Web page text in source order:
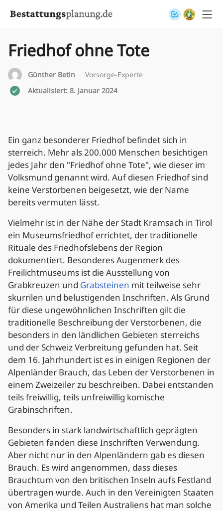
Friedhof ohne Tote
Günther Betin
Vorsorge-Experte
Aktualisiert: 8. Januar 2024
Ein ganz besonderer Friedhof befindet sich in
sterreich. Mehr als 200.000 Menschen besichtigen
jedes Jahr den "Friedhof ohne Tote", wie dieser im
Volksmund genannt wird. Auf diesen Friedhof sind
keine Verstorbenen beigesetzt, wie der Name
bereits vermuten lässt.
Vielmehr ist in der Nähe der Stadt Kramsach in Tirol
ein Museumsfriedhof errichtet, der traditionelle
Rituale des Friedhofslebens der Region
dokumentiert. Besonderes Augenmerk des
Freilichtmuseums ist die Ausstellung von
Grabkreuzen und Grabsteinen mit teilweise sehr
skurrilen und belustigenden Inschriften. Als Grund
für diese ungewöhnlichen Inschriften gilt die
traditionelle Beschreibung der Verstorbenen, die
besonders in den ländlichen Gebieten sterreichs
und der Schweiz Verbreitung gefunden hat. Seit
dem 16. Jahrhundert ist es in einigen Regionen der
Alpenländer Brauch, das Leben der Verstorbenen in
einem Zweizeiler zu beschreiben. Dabei entstanden
teils freiwillig, teils unfreiwillig komische
Grabinschriften.
Besonders in stark landwirtschaftlich geprägten
Gebieten fanden diese Inschriften Verwendung.
Aber nicht nur in den Alpenländern gab es diesen
Brauch. Es wird angenommen, dass dieses
Brauchtum von den britischen Inseln aufs Festland
übertragen wurde. Auch in den Vereinigten Staaten
von Amerika und Teilen Australiens hat man solche